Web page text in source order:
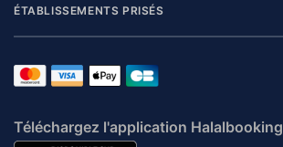
ÉTABLISSEMENTS PRISÉS
Téléchargez l'application Halalbooking